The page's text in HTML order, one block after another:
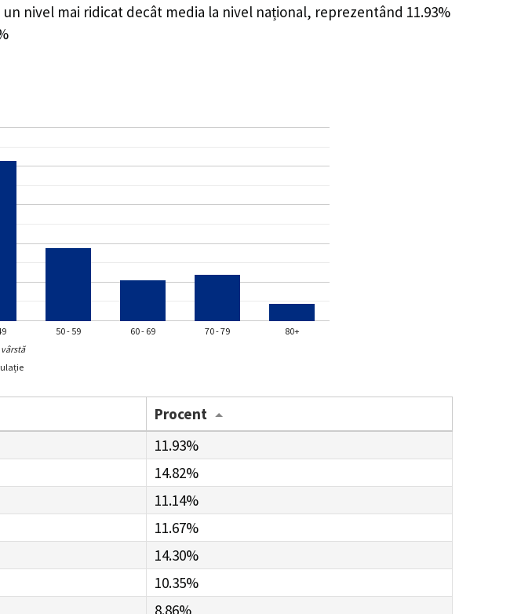
nivel mai ridicat decât media la nivel național, reprezentând 11.93%
50 - 59 60 - 69 70 - 79 80+
vârstă
Procent
11.93%
14.82%
11.14%
11.67%
14.30%
10.35%